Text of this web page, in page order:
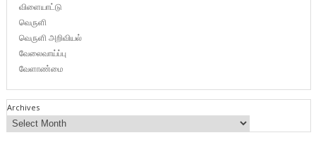
விளையாட்டு
வெருளி
வெருளி அறிவியல்
வேலைவாய்ப்பு
வேளாண்மை
Archives